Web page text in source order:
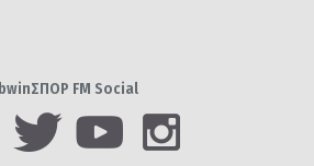
bwinΣΠΟΡ FM Social